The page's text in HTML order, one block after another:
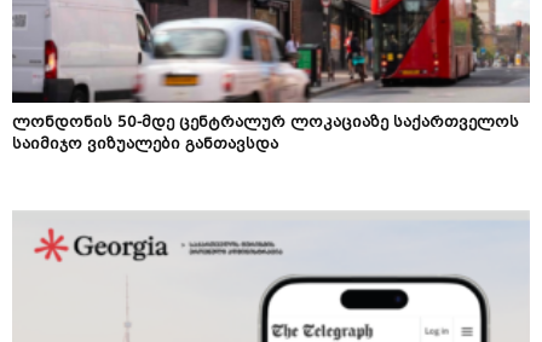
ლონდონის 50-მდე ცენტრალურ ლოკაციაზე საქართველოს
საიმიჯო ვიზუალები განთავსდა